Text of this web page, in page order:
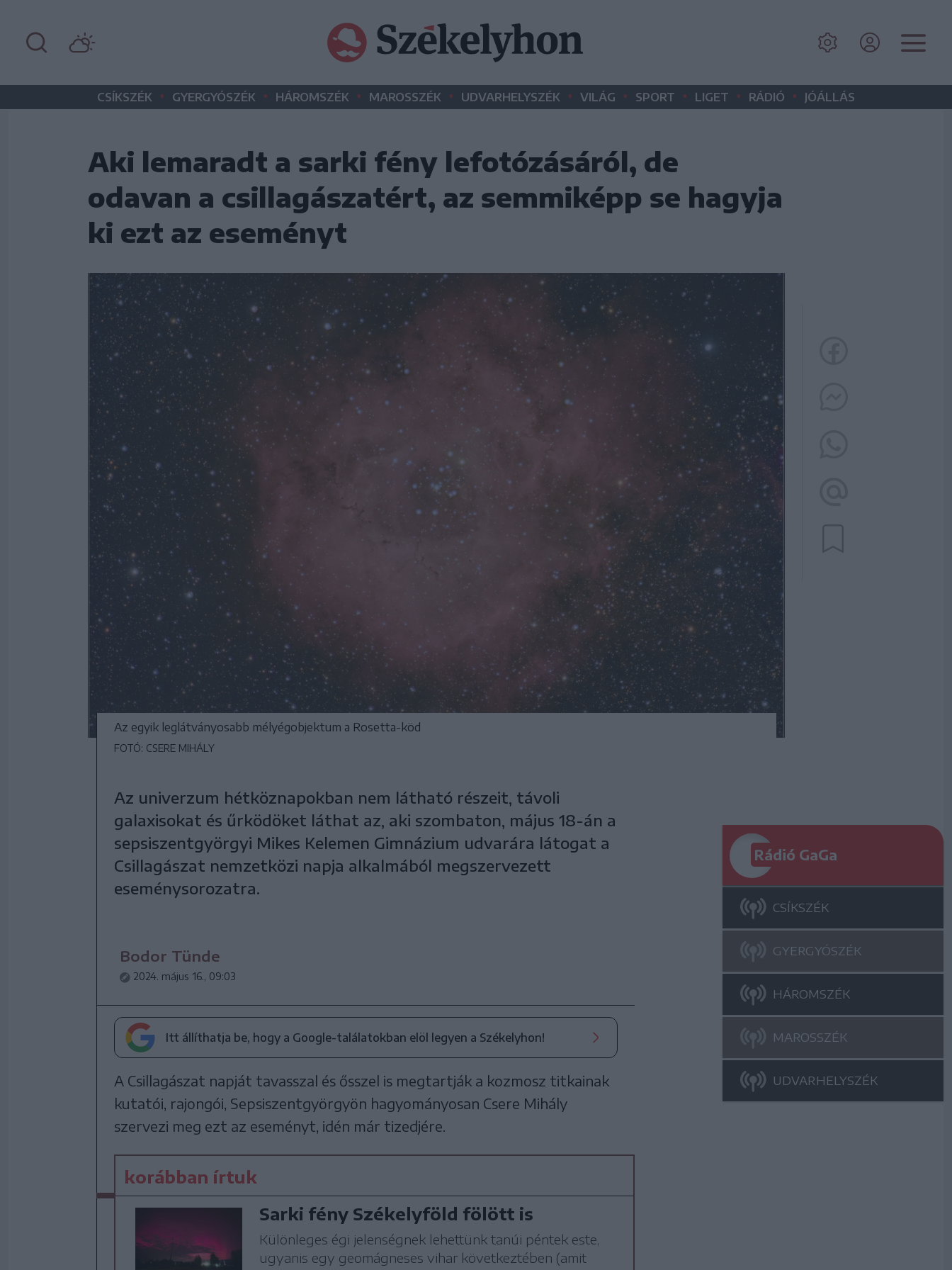
CSÍKSZÉK • GYERGYÓSZÉK • HÁROMSZÉK • MAROSSZÉK • UDVARHELYSZÉK • VILÁG • SPORT • LIGET • RÁDIÓ • JÓÁLLÁS
Aki lemaradt a sarki fény lefotózásáról, de
odavan a csillagászatért, az semmiképp se hagyja
ki ezt az eseményt
Az egyik leglátványosabb mélyégobjektum a Rosetta-köd
FOTÓ: CSERE MIHÁLY
Az univerzum hétköznapokban nem látható részeit, távoli
galaxisokat és űrködöket láthat az, aki szombaton, május 18-án a
sepsiszentgyörgyi Mikes Kelemen Gimnázium udvarára látogat a
Csillagászat nemzetközi napja alkalmából megszervezett
eseménysorozatra.
Bodor Tünde
2024. május 16., 09:03
Itt állíthatja be, hogy a Google-találatokban elöl legyen a Székelyhon!
A Csillagászat napját tavasszal és ősszel is megtartják a kozmosz titkainak
kutatói, rajongói, Sepsiszentgyörgyön hagyományosan Csere Mihály
szervezi meg ezt az eseményt, idén már tizedjére.
korábban írtuk
Sarki fény Székelyföld fölött is
Különleges égi jelenségnek lehettünk tanúi péntek este,
ugyanis egy geomágneses vihar következtében (amit
Rádió GaGa
CSÍKSZÉK
GYERGYÓSZÉK
HÁROMSZÉK
MAROSSZÉK
UDVARHELYSZÉK